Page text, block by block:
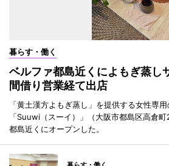
暮らす・働く
ベルファ都島近くによもぎ蒸
間借り営業経て出店
「黄土漢方よもぎ蒸し」を提供する女性専
「Suuwi（スーイ）」（大阪市都島区高倉
都島近くにオープンした。